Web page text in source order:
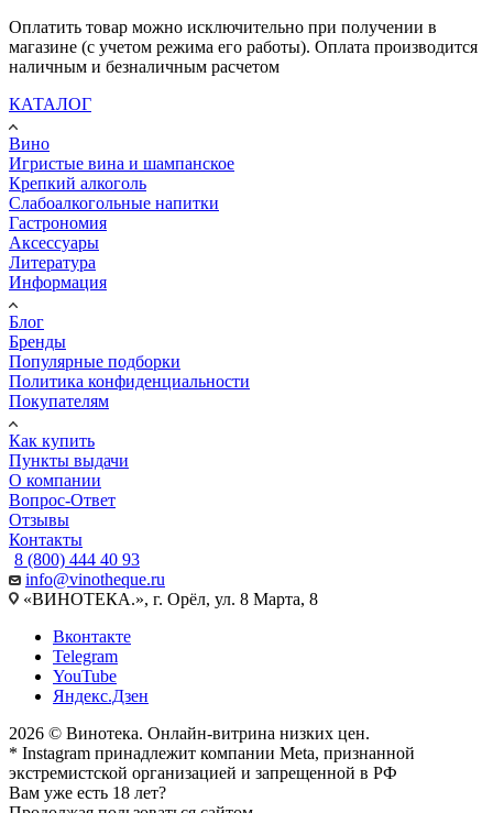
Оплатить товар можно исключительно при получении в
магазине (с учетом режима его работы). Оплата производится
наличным и безналичным расчетом
КАТАЛОГ
Вино
Игристые вина и шампанское
Крепкий алкоголь
Слабоалкогольные напитки
Гастрономия
Аксессуары
Литература
Информация
Блог
Бренды
Популярные подборки
Политика конфиденциальности
Покупателям
Как купить
Пункты выдачи
О компании
Вопрос-Ответ
Отзывы
Контакты
8 (800) 444 40 93
info@vinotheque.ru
«ВИНОТЕКА.», г. Орёл, ул. 8 Марта, 8
Вконтакте
Telegram
YouTube
Яндекс.Дзен
2026 © Винотека. Онлайн-витрина низких цен.
* Instagram принадлежит компании Meta, признанной
экстремистской организацией и запрещенной в РФ
Вам уже есть 18 лет?